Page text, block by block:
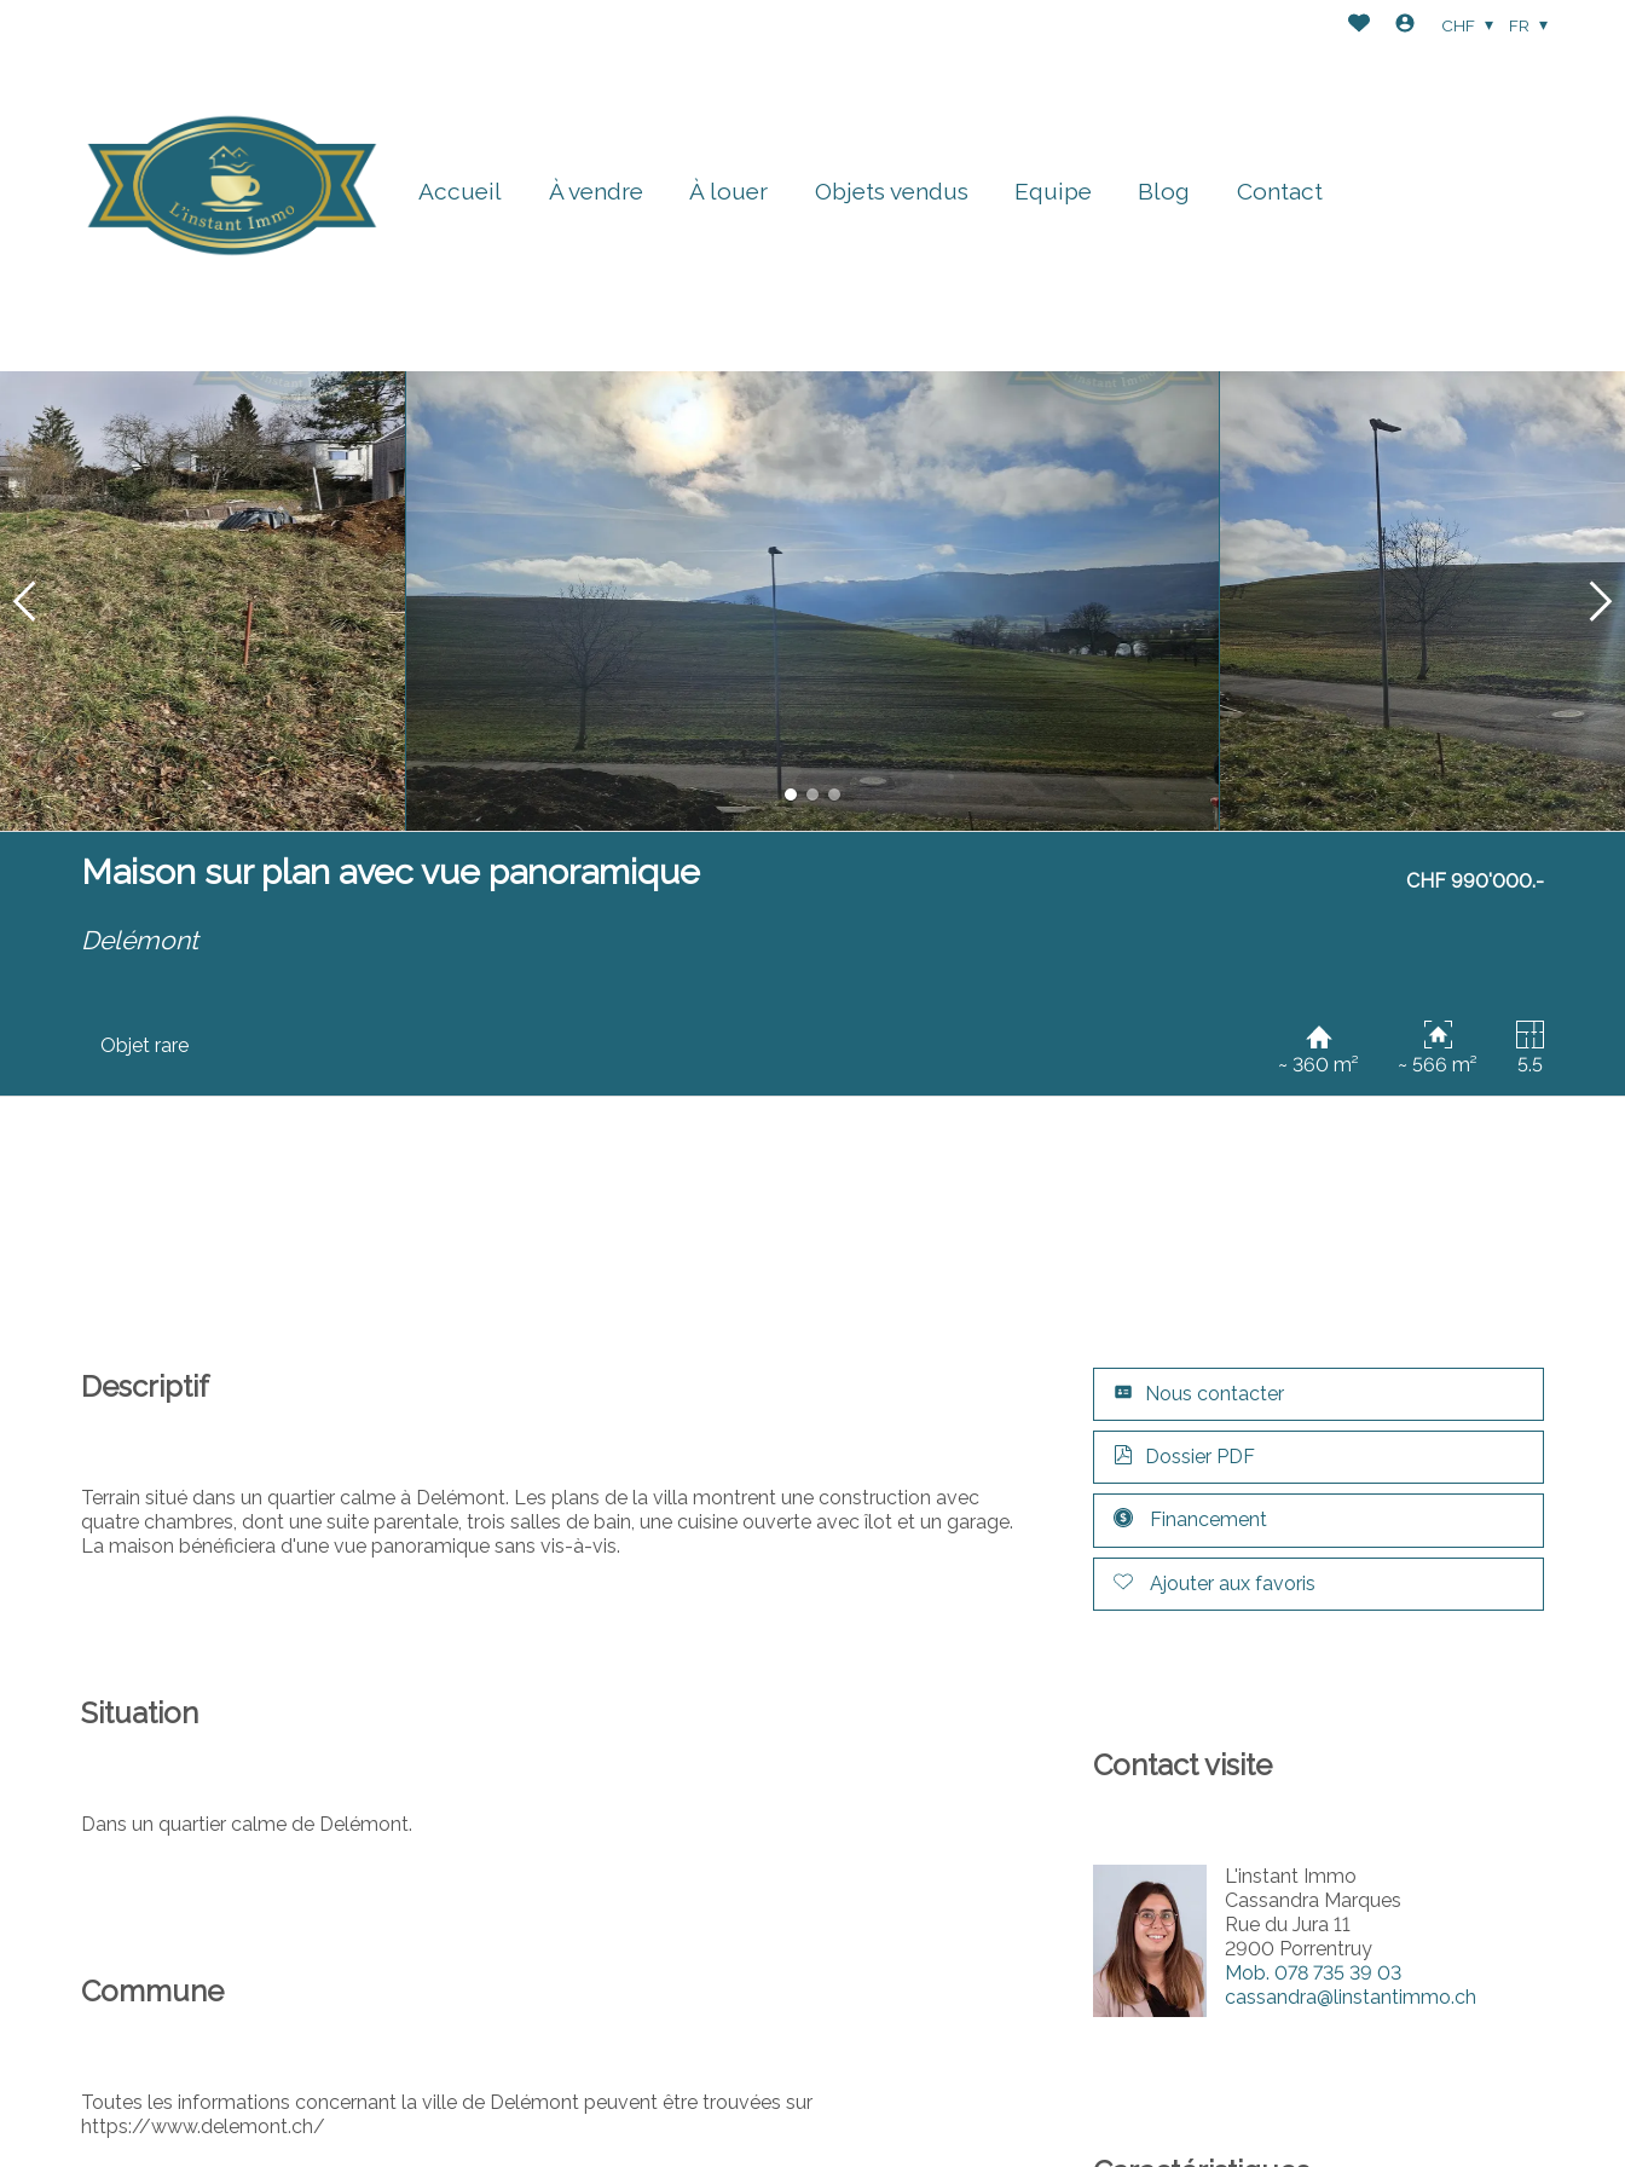
Accueil À vendre À louer Objets vendus Equipe Blog Contact
CHF FR
Maison sur plan avec vue panoramique CHF 990'000.-
Delémont
Objet rare
~ 360 m²
~ 566 m² 5.5
Descriptif
Terrain situé dans un quartier calme à Delémont. Les plans de la villa montrent une construction avec
quatre chambres, dont une suite parentale, trois salles de bain, une cuisine ouverte avec îlot et un garage.
La maison bénéficiera d'une vue panoramique sans vis-à-vis.
Situation
Dans un quartier calme de Delémont.
Commune
Toutes les informations concernant la ville de Delémont peuvent être trouvées sur
https://www.delemont.ch/
Nous contacter
Dossier PDF
Financement
Ajouter aux favoris
Contact visite
L'instant Immo
Cassandra Marques
Rue du Jura 11
2900 Porrentruy
Mob. 078 735 39 03
cassandra@linstantimmo.ch